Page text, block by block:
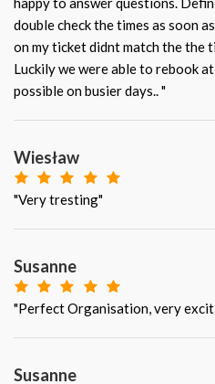
double check the times as soon
on my ticket didnt match the the
Luckily we were able to rebook
possible on busier days.. "
Wiesław
"Very tresting"
Susanne
"Perfect Organisation, very
Susanne